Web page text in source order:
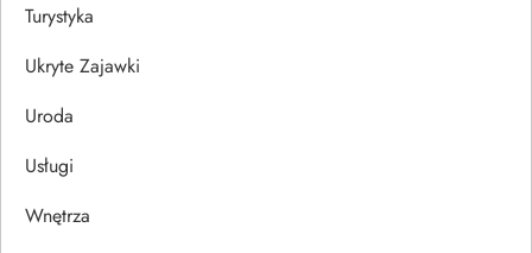
Turystyka
Ukryte Zajawki
Uroda
Usługi
Wnętrza